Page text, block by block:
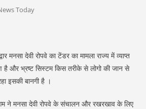
Today
मनसा देवी रोपवे का टेंडर का मामला राज्य में व्याप्त
है और भ्रष्ट सिस्टम किस तरीके से लोगो की जान से
इसकी बानगी है ।
ने मनसा देवी रोपवे के संचालन और रखरखाव के लिए